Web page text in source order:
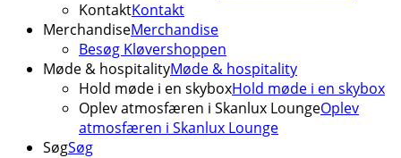
KontaktKontakt
MerchandiseMerchandise
Besøg Kløvershoppen
Møde & hospitalityMøde & hospitality
Hold møde i en skyboxHold møde i en skybox
Oplev atmosfæren i Skanlux LoungeOplev
atmosfæren i Skanlux Lounge
SøgSøg